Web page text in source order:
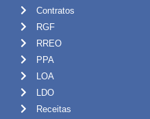
Contratos
RGF
RREO
PPA
LOA
LDO
Receitas